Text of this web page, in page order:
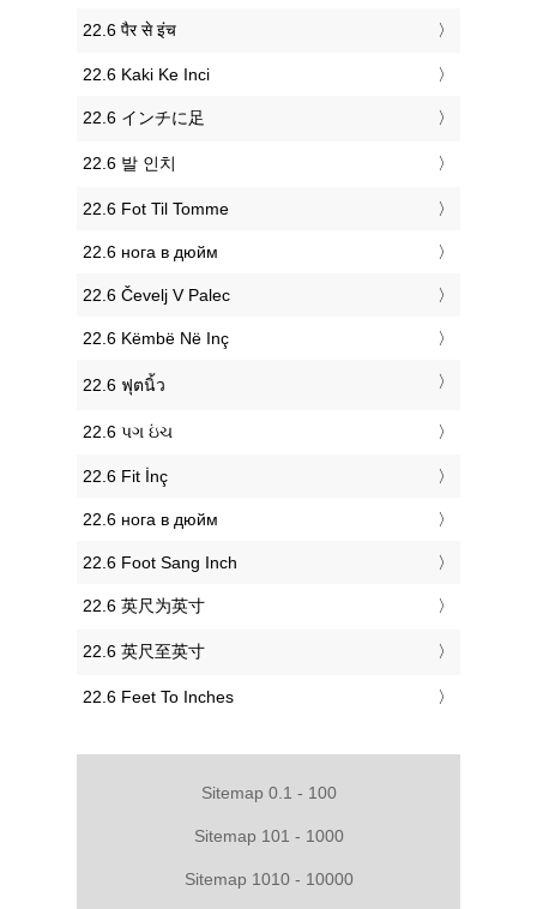
‎22.6 पैर से इंच
‎22.6 Kaki Ke Inci
‎22.6 インチに足
‎22.6 발 인치
‎22.6 Fot Til Tomme
‎22.6 нога в дюйм
‎22.6 Čevelj V Palec
‎22.6 Këmbë Në Inç
‎22.6 ฟุตนิ้ว
‎22.6 પગ ઇંચ
‎22.6 Fit İnç
‎22.6 нога в дюйм
‎22.6 Foot Sang Inch
‎22.6 英尺为英寸
‎22.6 英尺至英寸
‎22.6 Feet To Inches
Sitemap 0.1 - 100
Sitemap 101 - 1000
Sitemap 1010 - 10000